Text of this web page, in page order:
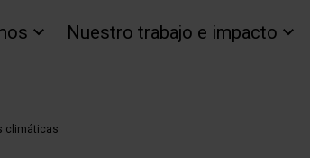
Nuestro trabajo e impacto
climáticas